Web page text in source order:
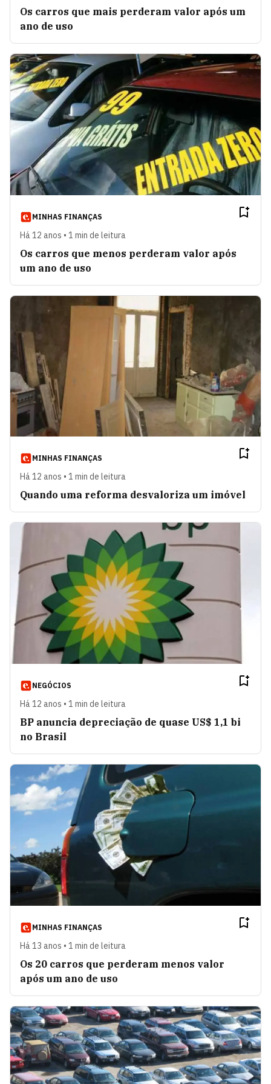
Os carros que mais perderam valor após um
ano de uso
MINHAS FINANÇAS
Há 12 anos • 1 min de leitura
Os carros que menos perderam valor após
um ano de uso
MINHAS FINANÇAS
Há 12 anos • 1 min de leitura
Quando uma reforma desvaloriza um imóvel
NEGÓCIOS
Há 12 anos • 1 min de leitura
BP anuncia depreciação de quase US$ 1,1 bi
no Brasil
MINHAS FINANÇAS
Há 13 anos • 1 min de leitura
Os 20 carros que perderam menos valor
após um ano de uso